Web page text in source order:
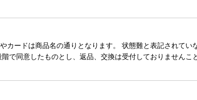
ードは商品名の通りとなります。 状態難と表記されてい
で同意したものとし、返品、交換は受付しておりませんこ